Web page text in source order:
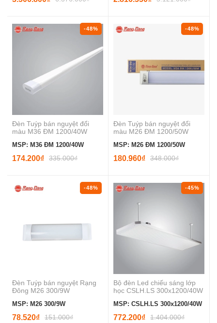
-48%
Đèn Tuýp bán nguyệt đổi
màu M36 ĐM 1200/40W
MSP: M36 ĐM 1200/40W
174.200₫ 335.000₫
-48%
Đèn Tuýp bán nguyệt đổi
màu M26 ĐM 1200/50W
MSP: M26 ĐM 1200/50W
180.960₫ 348.000₫
-48%
Đèn Tuýp bán nguyệt Rạng
Đông M26 300/9W
MSP: M26 300/9W
78.520₫ 151.000₫
-45%
Bộ đèn Led chiếu sáng lớp
học CSLH.LS 300x1200/40W
MSP: CSLH.LS 300x1200/40W
772.200₫ 1.404.000₫